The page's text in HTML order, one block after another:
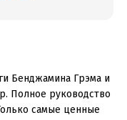
Бенджамина Грэма и
Полное руководство
самые ценные